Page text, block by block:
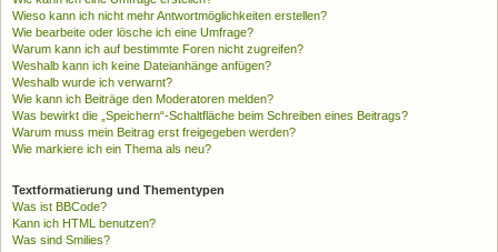
Wieso kann ich nicht mehr Antwortmöglichkeiten erstellen?
Wie bearbeite oder lösche ich eine Umfrage?
Warum kann ich auf bestimmte Foren nicht zugreifen?
Weshalb kann ich keine Dateianhänge anfügen?
Weshalb wurde ich verwarnt?
Wie kann ich Beiträge den Moderatoren melden?
Was bewirkt die „Speichern“-Schaltfläche beim Schreiben eines Beitrags?
Warum muss mein Beitrag erst freigegeben werden?
Wie markiere ich ein Thema als neu?
Textformatierung und Thementypen
Was ist BBCode?
Kann ich HTML benutzen?
Was sind Smilies?